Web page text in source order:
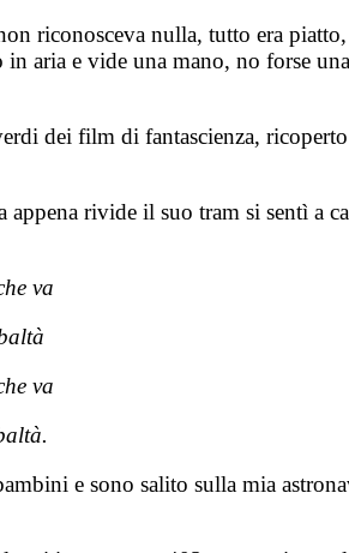
riconosceva nulla, tutto era
aria e vide una mano, no forse
dei film di fantascienza,
rivide il suo tram si sentì a
va
va
e sono salito sulla mia